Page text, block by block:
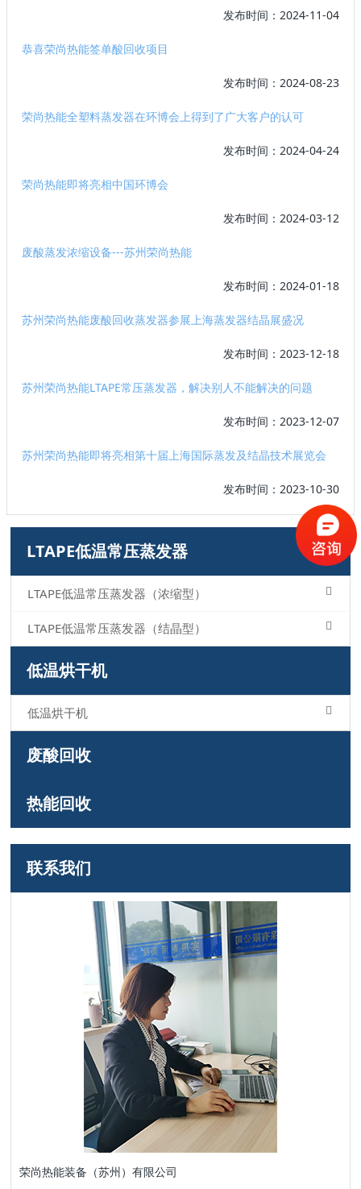
发布时间：2024-11-04
恭喜荣尚热能签单酸回收项目
发布时间：2024-08-23
荣尚热能全塑料蒸发器在环博会上得到了广大客户的认可
发布时间：2024-04-24
荣尚热能即将亮相中国环博会
发布时间：2024-03-12
废酸蒸发浓缩设备---苏州荣尚热能
发布时间：2024-01-18
苏州荣尚热能废酸回收蒸发器参展上海蒸发器结晶展盛况
发布时间：2023-12-18
苏州荣尚热能LTAPE常压蒸发器，解决别人不能解决的问题
发布时间：2023-12-07
苏州荣尚热能即将亮相第十届上海国际蒸发及结晶技术展览会
发布时间：2023-10-30
LTAPE低温常压蒸发器
LTAPE低温常压蒸发器（浓缩型）
LTAPE低温常压蒸发器（结晶型）
低温烘干机
低温烘干机
废酸回收
热能回收
联系我们
荣尚热能装备（苏州）有限公司